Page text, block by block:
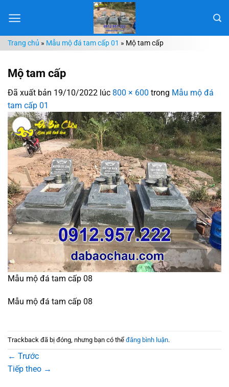
đến
dungTrang chủ » Mẫu mộ đá tam cấp 01 » Mộ tam cấp
Mộ tam cấp
Đã xuất bản 19/10/2022 lúc 800 × 600 trong Mẫu mộ đá
tam cấp 01
Mẫu mộ đá tam cấp 08
Mẫu mộ đá tam cấp 08
Trackback đã bị đóng, nhưng bạn có thể đăng bình luận.
← Trước
Tiếp theo →